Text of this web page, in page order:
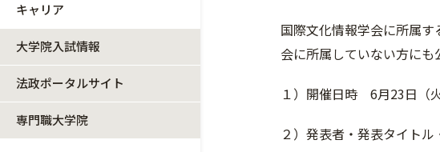
キャリア
大学院入試情報
法政ポータルサイト
専門職大学院
国際文化情報学会に所属
会に所属していない方にも
１）開催日時 6月23日（
２）発表者・発表タイトル